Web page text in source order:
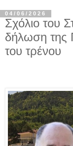
04/06/2026
Σχόλιο του
δήλωση της
του τρένου